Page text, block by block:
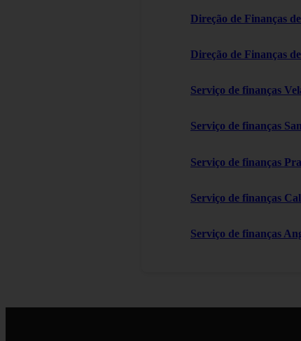
Direção de Finanças
Direção de Finanças
Serviço de finanças
Serviço de finanças
Serviço de finanças
Serviço de finanças
Serviço de finanças